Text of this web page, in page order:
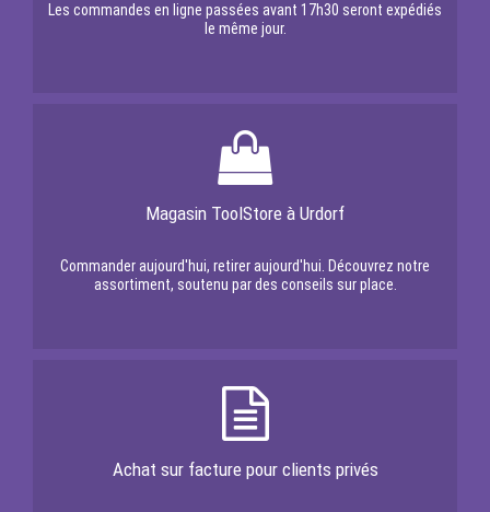
Les commandes en ligne passées avant 17h30 seront expédiés
le même jour.
Magasin ToolStore à Urdorf
Commander aujourd'hui, retirer aujourd'hui. Découvrez notre
assortiment, soutenu par des conseils sur place.
Achat sur facture pour clients privés